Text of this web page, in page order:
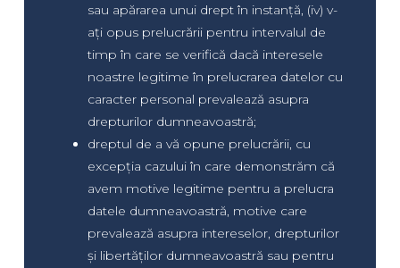
sau apărarea unui drept în instanță, (iv) v-
ați opus prelucrării pentru intervalul de
timp în care se verifică dacă interesele
noastre legitime în prelucrarea datelor cu
caracter personal prevalează asupra
drepturilor dumneavoastră;
dreptul de a vă opune prelucrării, cu
excepția cazului în care demonstrăm că
avem motive legitime pentru a prelucra
datele dumneavoastră, motive care
prevalează asupra intereselor, drepturilor
și libertăților dumneavoastră sau pentru